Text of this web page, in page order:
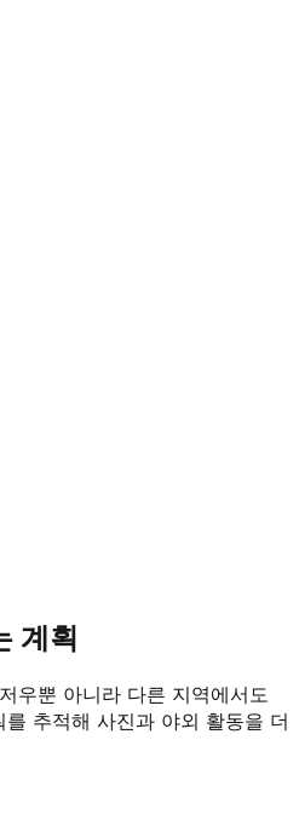
계획
우뿐 아니라 다른 지역에서도
추적해 사진과 야외 활동을 더